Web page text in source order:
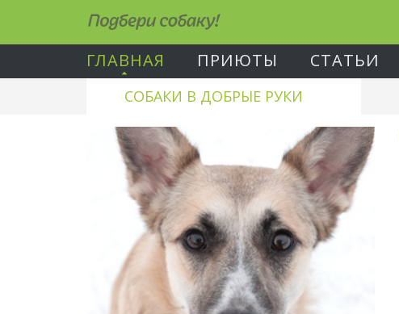
Подбери собаку!
ГЛАВНАЯ ПРИЮТЫ СТАТЬИ
СОБАКИ В ДОБРЫЕ РУКИ